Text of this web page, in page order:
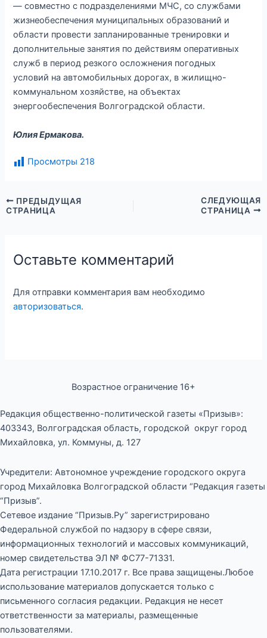
— совместно с подразделениями МЧС, со службами
жизнеобеспечения муниципальных образований и
области провести запланированные тренировки и
дополнительные занятия по действиям оперативных
служб в период резкого осложнения погодных
условий на автомобильных дорогах, в жилищно-
коммунальном хозяйстве, на объектах
энергообеспечения Волгоградской области.
Юлия Ермакова.
Просмотры 218
ПРЕДЫДУЩАЯ
СТРАНИЦА
СЛЕДУЮЩАЯ
СТРАНИЦА
Оставьте комментарий
Для отправки комментария вам необходимо
авторизоваться.
Возрастное ограничение 16+
Редакция общественно-политической газеты «Призыв»:
403343, Волгоградская область, городской округ город
Михайловка, ул. Коммуны, д. 127
Учредители: Автономное учреждение городского округа
город Михайловка Волгоградской области “Редакция газеты
“Призыв”.
Сетевое издание “Призыв.Ру” зарегистрировано
Федеральной службой по надзору в сфере связи,
информационных технологий и массовых коммуникаций,
номер свидетельства ЭЛ № ФС77-71331.
Дата регистрации 17.10.2017 г. Все права защищены.Любое
использование материалов допускается только с
письменного согласия редакции. Редакция не несет
ответственности за материалы, размещенные
пользователями.